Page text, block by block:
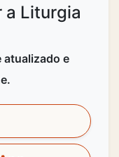
a Liturgia
atualizado e